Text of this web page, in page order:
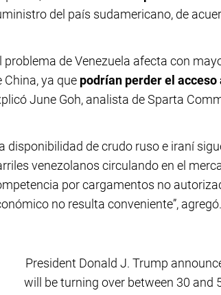
del país sudamericano, de
problema de Venezuela afecta con
China, ya que podrían perder el
June Goh, analista de Sparta
disponibilidad de crudo ruso e iraní
venezolanos circulando en el
por cargamentos no
no resulta conveniente”, agregó.
President Donald J. Trump
will be turning over between 30 and